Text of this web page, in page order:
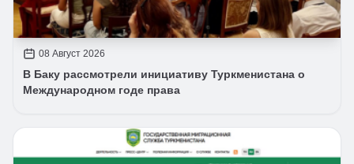
08 Август 2026
В Баку рассмотрели инициативу Туркменистана о
Международном годе права